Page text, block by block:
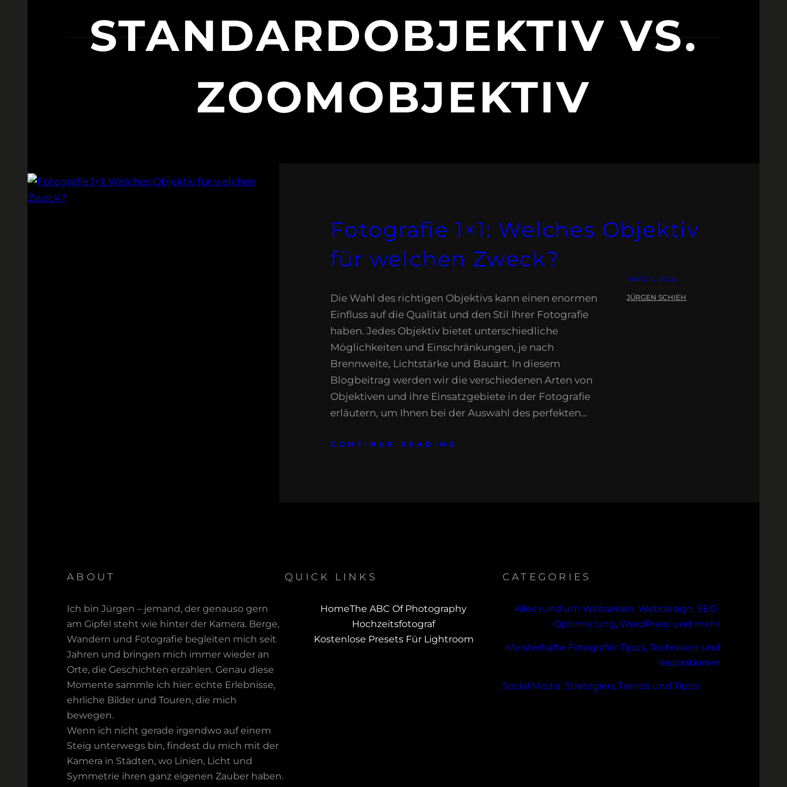
STANDARDOBJEKTIV VS.
ZOOMOBJEKTIV
Fotografie 1×1: Welches Objektiv
für welchen Zweck?
Die Wahl des richtigen Objektivs kann einen enormen
Einfluss auf die Qualität und den Stil Ihrer Fotografie
haben. Jedes Objektiv bietet unterschiedliche
Möglichkeiten und Einschränkungen, je nach
Brennweite, Lichtstärke und Bauart. In diesem
Blogbeitrag werden wir die verschiedenen Arten von
Objektiven und ihre Einsatzgebiete in der Fotografie
erläutern, um Ihnen bei der Auswahl des perfekten…
CONTINUE READING
MÄRZ 4, 2024
JÜRGEN SCHIEH
ABOUT
Ich bin Jürgen – jemand, der genauso gern
am Gipfel steht wie hinter der Kamera. Berge,
Wandern und Fotografie begleiten mich seit
Jahren und bringen mich immer wieder an
Orte, die Geschichten erzählen. Genau diese
Momente sammle ich hier: echte Erlebnisse,
ehrliche Bilder und Touren, die mich
bewegen.
Wenn ich nicht gerade irgendwo auf einem
Steig unterwegs bin, findest du mich mit der
Kamera in Städten, wo Linien, Licht und
Symmetrie ihren ganz eigenen Zauber haben.
QUICK LINKS
HomeThe ABC Of Photography
Hochzeitsfotograf
Kostenlose Presets Für Lightroom
CATEGORIES
Alles rund um Webseiten: Webdesign, SEO-
Optimierung, WordPress und mehr
Meisterhafte Fotografie: Tipps, Techniken und
Inspirationen
Social Media: Strategien, Trends und Tipps